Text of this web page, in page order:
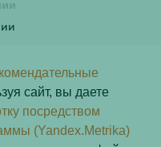
телефону:
доб. 4
сайт, вы даете
посредством
(Yandex.Metrika)